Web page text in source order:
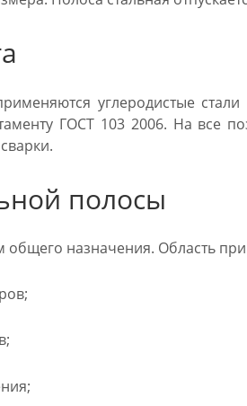
углеродистые
ГОСТ 103 2006. На все
полосы
общего назначения. Область